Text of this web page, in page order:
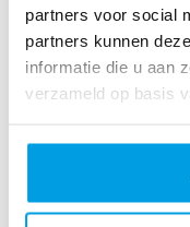
partners voor social
partners kunnen
informatie die u aan
verzameld op basis